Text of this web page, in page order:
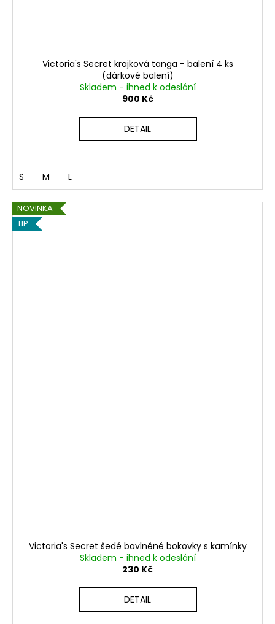
Victoria's Secret krajková tanga - balení 4 ks
(dárkové balení)
Skladem - ihned k odeslání
900 Kč
DETAIL
S M L
NOVINKA
TIP
Victoria's Secret šedé bavlněné bokovky s kamínky
Skladem - ihned k odeslání
230 Kč
DETAIL